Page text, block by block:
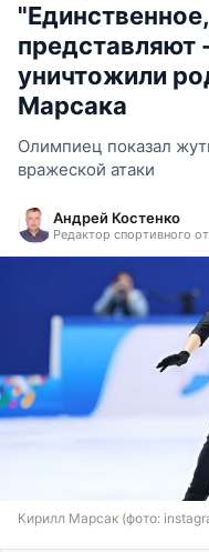
представляют
уничтожили
Марсака
Олимпиец показал
вражеской атаки
Андрей Костенко
Редактор спортивного
Кирилл Марсак (фото: